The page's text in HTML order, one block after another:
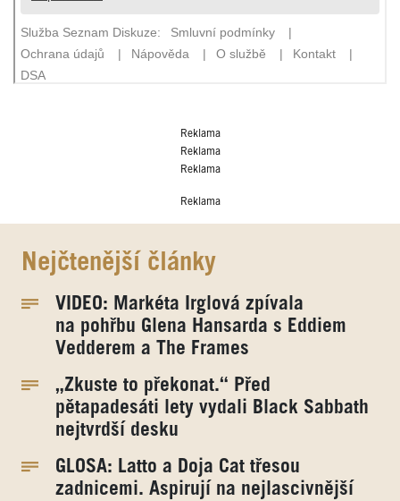
Reklama
Reklama
Reklama
Reklama
Nejčtenější články
VIDEO: Markéta Irglová zpívala
na pohřbu Glena Hansarda s Eddiem
Vedderem a The Frames
„Zkuste to překonat.“ Před
pětapadesáti lety vydali Black Sabbath
nejtvrdší desku
GLOSA: Latto a Doja Cat třesou
zadnicemi. Aspirují na nejlascivnější